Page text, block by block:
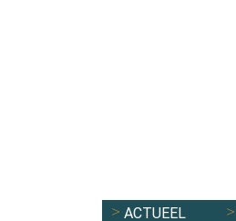
ACTUEEL